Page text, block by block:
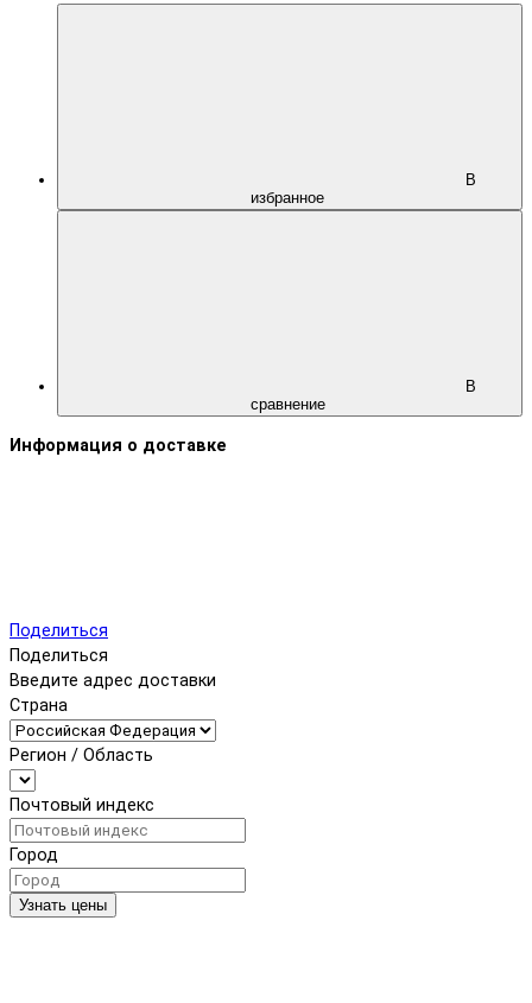
В
избранное
В
сравнение
Информация о доставке
Поделиться
Поделиться
Введите адрес доставки
Страна
Регион / Область
Почтовый индекс
Город
Узнать цены